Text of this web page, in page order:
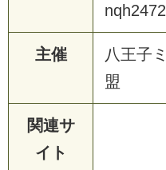
nqh2472
主催 八王子 ミ
盟
関連サ
イト